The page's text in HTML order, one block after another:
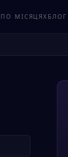
ПО МІСЯЦЯХ БЛОГ